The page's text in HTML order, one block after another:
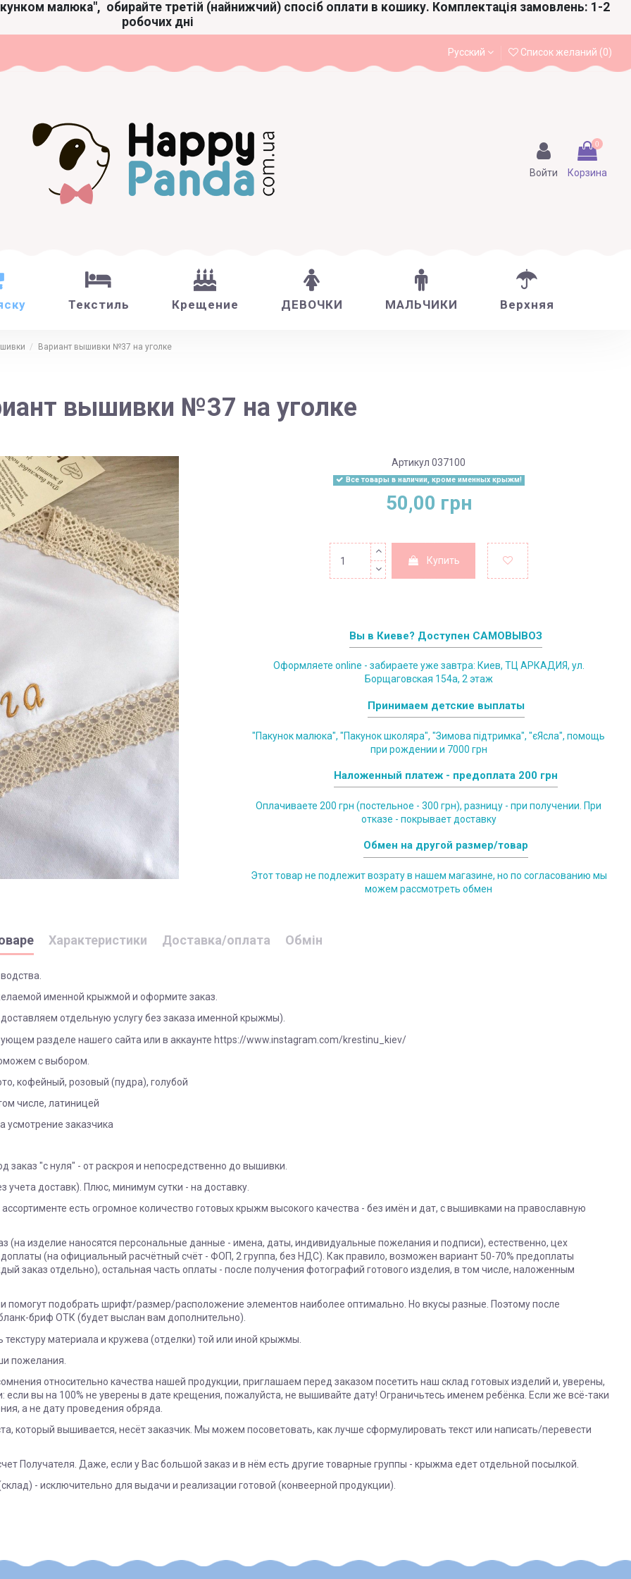
малюка", обирайте третій (найнижчий) спосіб оплати в кошику. Комплектація замовлень: 1-2
робочих дні
Русский Список желаний (0)
Войти
0
Корзина
Текстиль Крещение ДЕВОЧКИ МАЛЬЧИКИ Верхняя
Вариант вышивки №37 на уголке
вышивки №37 на уголке
Артикул 037100
Все товары в наличии, кроме именных крыжм!
50,00 грн
Купить
Вы в Киеве? Доступен САМОВЫВОЗ
Оформляете online - забираете уже завтра: Киев, ТЦ АРКАДИЯ, ул.
Борщаговская 154а, 2 этаж
Принимаем детские выплаты
"Пакунок малюка", "Пакунок школяра", "Зимова підтримка", "єЯсла", помощь
при рождении и 7000 грн
Наложенный платеж - предоплата 200 грн
Оплачиваете 200 грн (постельное - 300 грн), разницу - при получении. При
отказе - покрывает доставку
Обмен на другой размер/товар
Этот товар не подлежит возрату в нашем магазине, но по согласованию мы
можем рассмотреть обмен
Характеристики Доставка/оплата Обмін
именной крыжмой и оформите заказ.
отдельную услугу без заказа именной крыжмы).
разделе нашего сайта или в аккаунте https://www.instagram.com/krestinu_kiev/
с выбором.
кофейный, розовый (пудра), голубой
числе, латиницей
заказчика
"с нуля" - от раскроя и непосредственно до вышивки.
учета доставк). Плюс, минимум сутки - на доставку.
есть огромное количество готовых крыжм высокого качества - без имён и дат, с вышивками на православную
изделие наносятся персональные данные - имена, даты, индивидуальные пожелания и подписи), естественно, цех
(на официальный расчётный счёт - ФОП, 2 группа, без НДС). Как правило, возможен вариант 50-70% предоплаты
заказ отдельно), остальная часть оплаты - после получения фотографий готового изделия, в том числе, наложенным
помогут подобрать шрифт/размер/расположение элементов наиболее оптимально. Но вкусы разные. Поэтому после
бриф ОТК (будет выслан вам дополнительно).
материала и кружева (отделки) той или иной крыжмы.
пожелания.
относительно качества нашей продукции, приглашаем перед заказом посетить наш склад готовых изделий и, уверены,
вы на 100% не уверены в дате крещения, пожалуйста, не вышивайте дату! Ограничьтесь именем ребёнка. Если же всё-таки
а не дату проведения обряда.
который вышивается, несёт заказчик. Мы можем посоветовать, как лучше сформулировать текст или написать/перевести
Получателя. Даже, если у Вас большой заказ и в нём есть другие товарные группы - крыжма едет отдельной посылкой.
- исключительно для выдачи и реализации готовой (конвеерной продукции).